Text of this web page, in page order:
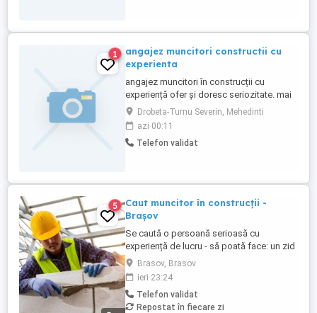
1
angajez muncitori constructii cu
experienta
angajez muncitori în construcții cu
experiență ofer și doresc seriozitate. mai
multe detalii pot oferi la telefon. plata la zi
sau saptamanal.
Drobeta-Turnu Severin, Mehedinti
azi 00:11
Telefon validat
5
Caut muncitor în construcții -
Brașov
Se caută o persoană serioasă cu
experiență de lucru - să poată face: un zid
de cărămidă DREPT, confecționare
cofrag, montare gresie, montare faianță,
tencuit, gletuit. NU este necesar să care
sau să ridice lucruri grele.
Brasov, Brasov
ieri 23:24
Telefon validat
Repostat în fiecare zi